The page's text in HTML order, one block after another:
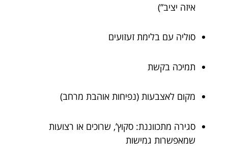
איזה יציב”)
סוליה עם בלימת זעזועים
תמיכה בקשת
מקום לאצבעות (נפיחות אוהבת מרחב)
סגירה מתכווננת: סקוץ’, שרוכים או רצועות
שמאפשרות גמישות